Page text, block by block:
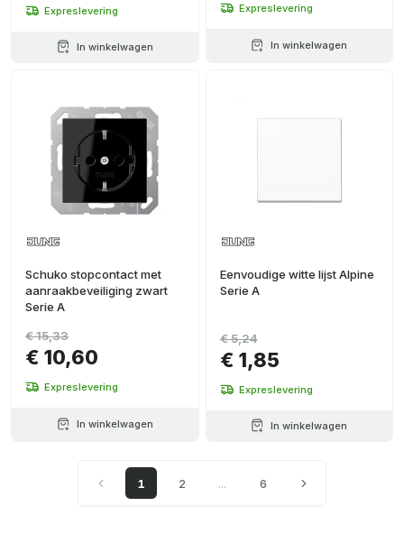
Expreslevering
In winkelwagen
Expreslevering
In winkelwagen
Schuko stopcontact met
aanraakbeveiliging zwart
Serie A
€ 10,60
€ 15,33
Expreslevering
In winkelwagen
Eenvoudige witte lijst Alpine
Serie A
€ 1,85
€ 5,24
Expreslevering
In winkelwagen
1 2 ... 6